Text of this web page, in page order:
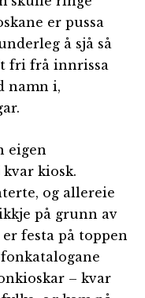
er pussa
å sjå så
fri frå innrissa
namn i,
eigen
kiosk.
og allereie
på grunn av
festa på toppen
– kvar